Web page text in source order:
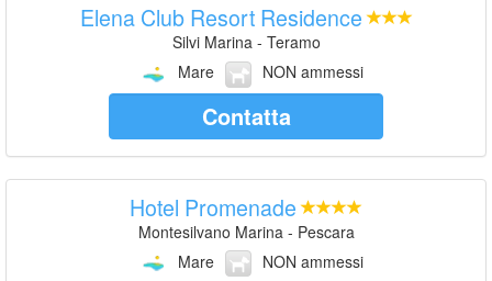
Elena Club Resort Residence
Silvi Marina - Teramo
Mare
NON ammessi
Contatta
Hotel Promenade
Montesilvano Marina - Pescara
Mare
NON ammessi